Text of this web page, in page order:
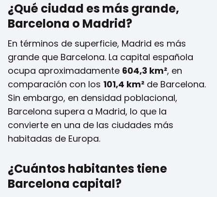
¿Qué ciudad es más grande,
Barcelona o Madrid?
En términos de superficie, Madrid es más
grande que Barcelona. La capital española
ocupa aproximadamente 604,3 km², en
comparación con los 101,4 km² de Barcelona.
Sin embargo, en densidad poblacional,
Barcelona supera a Madrid, lo que la
convierte en una de las ciudades más
habitadas de Europa.
¿Cuántos habitantes tiene
Barcelona capital?